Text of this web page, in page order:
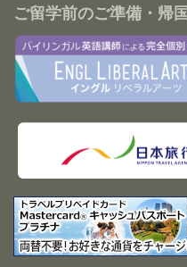
ご留学前のご準備・帰